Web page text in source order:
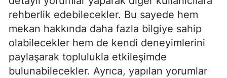
rehberlik edebilecekler. Bu sayede hem
mekan hakkında daha fazla bilgiye sahip
olabilecekler hem de kendi deneyimlerini
paylaşarak toplulukla etkileşimde
bulunabilecekler. Ayrıca, yapılan yorumlar